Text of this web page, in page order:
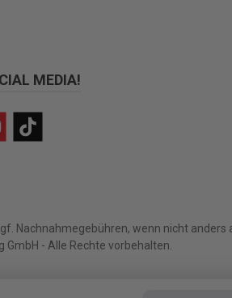
MEDIA!
TikTok
Nachnahmegebühren, wenn nicht anders
- Alle Rechte vorbehalten.